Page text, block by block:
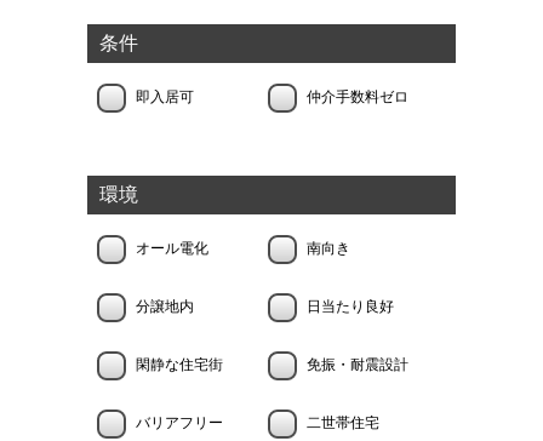
条件
即入居可 仲介手数料ゼロ
環境
オール電化 南向き
分譲地内 日当たり良好
閑静な住宅街 免振・耐震設計
バリアフリー 二世帯住宅